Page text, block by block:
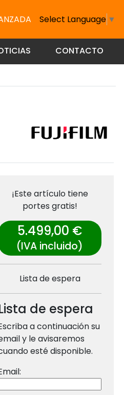
Select Language ▼
CONTACTO
¡Este artículo tiene
portes gratis!
5.499,00 €
(IVA incluido)
Lista de espera
de espera
a continuación su
y le avisaremos
esté disponible.